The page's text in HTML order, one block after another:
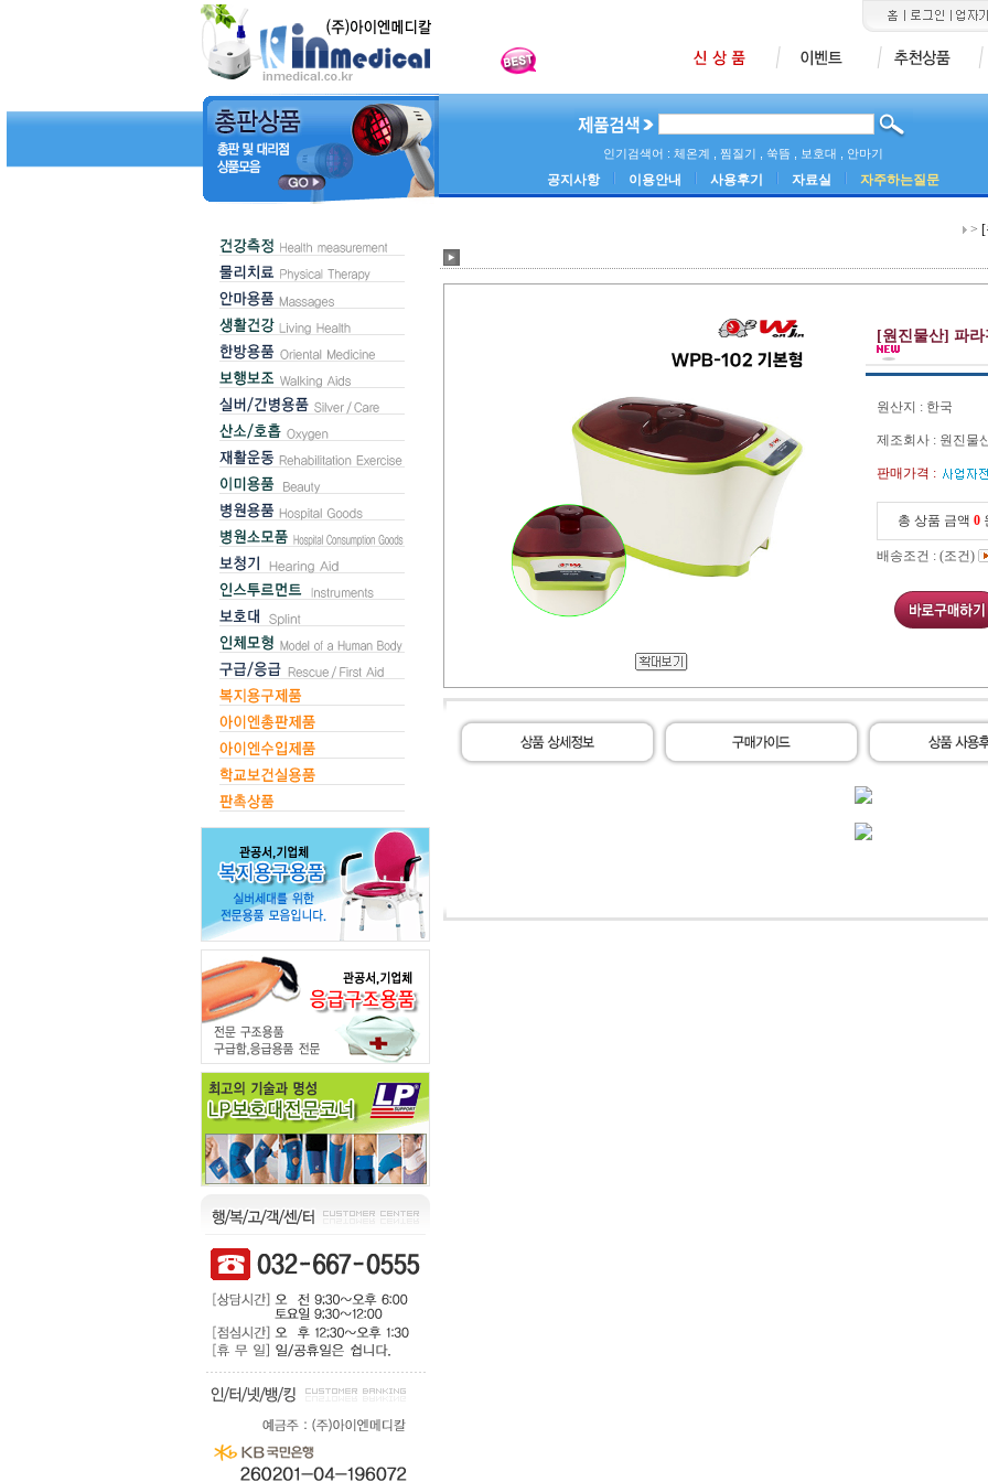
인기검색어 : 체온계 , 찜질기 , 쑥뜸 , 보호대 , 안마기
공지사항 이용안내 사용후기 자료실 자주하는질문
>
[원진물산] 파
원산지 : 한국
제조회사 : 원진물
판매가격 :
총 상품 금액 0
배송조건 : (조건)